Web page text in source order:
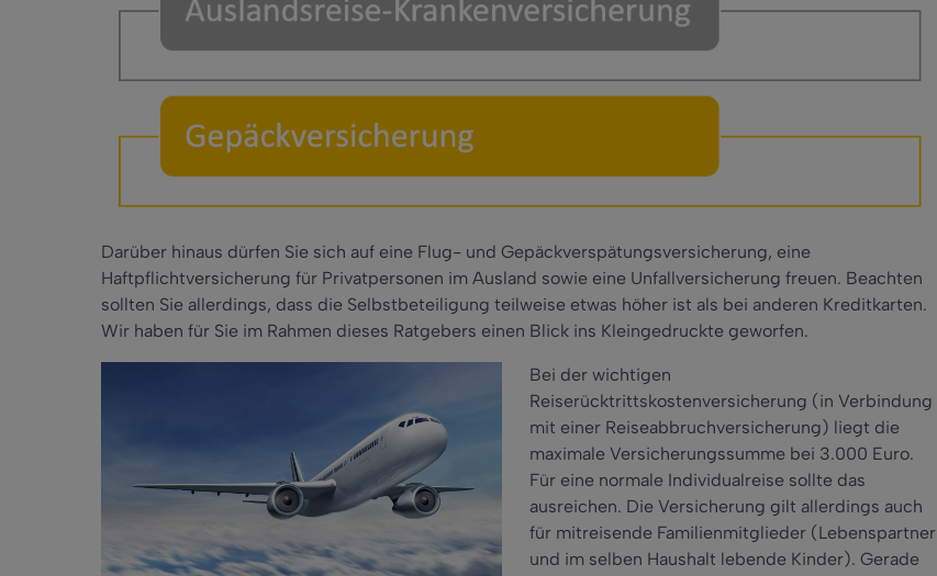
Darüber hinaus dürfen Sie sich auf eine Flug- und Gepäckverspätungsversicherung, eine
Haftpflichtversicherung für Privatpersonen im Ausland sowie eine Unfallversicherung freuen. Beachten
sollten Sie allerdings, dass die Selbstbeteiligung teilweise etwas höher ist als bei anderen Kreditkarten.
Wir haben für Sie im Rahmen dieses Ratgebers einen Blick ins Kleingedruckte geworfen.
Bei der wichtigen
Reiserücktrittskostenversicherung (in Verbindung
mit einer Reiseabbruchversicherung) liegt die
maximale Versicherungssumme bei 3.000 Euro.
Für eine normale Individualreise sollte das
ausreichen. Die Versicherung gilt allerdings auch
für mitreisende Familienmitglieder (Lebenspartner
und im selben Haushalt lebende Kinder). Gerade